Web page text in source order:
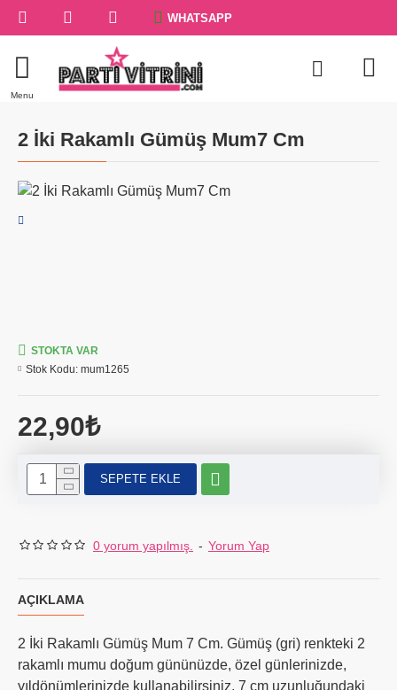
WHATSAPP
2 İki Rakamlı Gümüş Mum7 Cm
0 yorum yapılmış. - Yorum Yap
22,90₺
STOKTA VAR
Stok Kodu: mum1265
SEPETE EKLE
AÇIKLAMA
2 İki Rakamlı Gümüş Mum 7 Cm. Gümüş (gri) renkteki 2
rakamlı mumu doğum gününüzde, özel günlerinizde,
yıldönümlerinizde kullanabilirsiniz. 7 cm uzunluğundaki